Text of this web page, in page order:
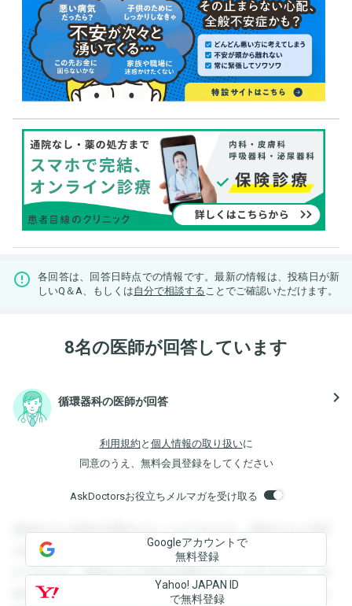
各回答は、回答日時点での情報です。最新の情報は、投稿日が新
しいQ＆A、もしくは自分で相談する ことでご確認いただけます。
8名の医師が回答しています
循環器科の医師が回答 navigate_next
利用規約 と 個人情報の取り扱いに
同意のうえ、無料会員登録をしてください
AskDoctorsお役立ちメルマガを受け取る
登録すると回答を閲覧することができます。登録すると回答
を閲覧することができます。登録すると回答を閲覧すること
ができます。登録すると回答を閲覧することができます。登
録すると回答を閲覧することができます。登録すると回答を
Googleアカウントで
無料登録
Yahoo! JAPAN ID
で無料登録